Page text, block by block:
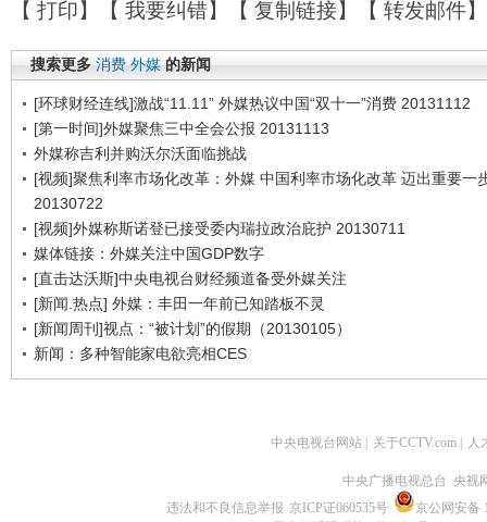
【 打印】【 我要纠错】【 复制链接】【 转发邮件
搜索更多 消费 外媒 的新闻
[环球财经连线]激战“11.11” 外媒热议中国“双十一”消费 20131112
[第一时间]外媒聚焦三中全会公报 20131113
外媒称吉利并购沃尔沃面临挑战
[视频]聚焦利率市场化改革：外媒 中国利率市场化改革 迈出重要一
20130722
[视频]外媒称斯诺登已接受委内瑞拉政治庇护 20130711
媒体链接：外媒关注中国GDP数字
[直击达沃斯]中央电视台财经频道备受外媒关注
[新闻.热点] 外媒：丰田一年前已知踏板不灵
[新闻周刊]视点：“被计划”的假期（20130105）
新闻：多种智能家电欲亮相CES
中央电视台网站 关于CCTV.com 人
中央广播电视总台 央视
违法和不良信息举报 京ICP证060535号
京公网安备